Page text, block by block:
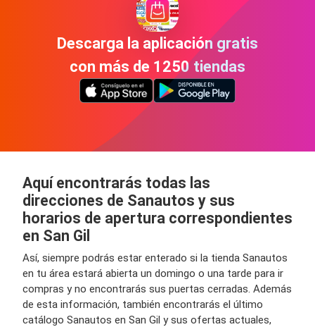
Descarga la aplicación gratis
con más de 1250 tiendas
Aquí encontrarás todas las
direcciones de Sanautos y sus
horarios de apertura correspondientes
en San Gil
Así, siempre podrás estar enterado si la tienda Sanautos
en tu área estará abierta un domingo o una tarde para ir
compras y no encontrarás sus puertas cerradas. Además
de esta información, también encontrarás el último
catálogo Sanautos en San Gil y sus ofertas actuales,